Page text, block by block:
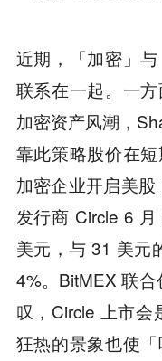
近期，「加密」
联系在一起。一
加密资产风潮，
靠此策略股价在
加密企业开启美
发行商 Circle 6
美元，与 31 美元
4%。BitMEX 联
叹，Circle 上市
狂热的景象也使